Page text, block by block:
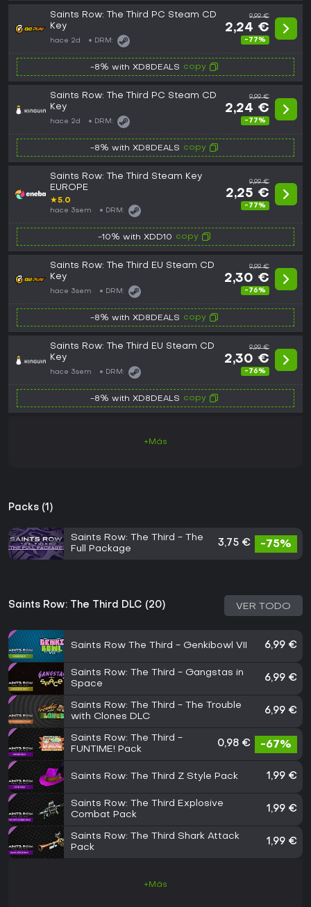
Saints Row: The Third PC Steam CD
Key
hace 2d DRM:
9,99 €
2,24 €
-77%
-8% with XD8DEALS copy
Saints Row: The Third PC Steam CD
Key
hace 2d DRM:
9,99 €
2,24 €
-77%
-8% with XD8DEALS copy
Saints Row: The Third Steam Key
EUROPE
★5.0
hace 3sem DRM:
9,99 €
2,25 €
-77%
-10% with XDD10 copy
Saints Row: The Third EU Steam CD
Key
hace 3sem DRM:
9,99 €
2,30 €
-76%
-8% with XD8DEALS copy
Saints Row: The Third EU Steam CD
Key
hace 3sem DRM:
9,99 €
2,30 €
-76%
-8% with XD8DEALS copy
+Más
Packs (1)
Saints Row: The Third - The
Full Package
3,75 € -75%
Saints Row: The Third DLC (20) VER TODO
Saints Row The Third - Genkibowl VII 6,99 €
Saints Row: The Third - Gangstas in
Space
6,99 €
Saints Row: The Third - The Trouble
with Clones DLC
6,99 €
Saints Row: The Third -
FUNTIME! Pack
0,98 € -67%
Saints Row: The Third Z Style Pack 1,99 €
Saints Row: The Third Explosive
Combat Pack
1,99 €
Saints Row: The Third Shark Attack
Pack
1,99 €
+Más